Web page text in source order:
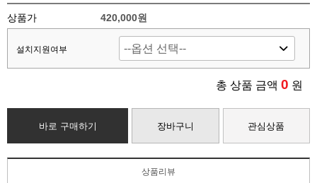
상품가 420,000원
설치지원여부
총 상품 금액 0 원
바로 구매하기 장바구니 관심상품
상품리뷰